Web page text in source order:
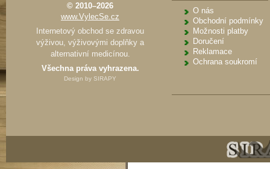
© 2010–2026
www.VylecSe.cz
Internetový obchod se zdravou
výživou, výživovými doplňky a
alternativní medicínou.
Všechna práva vyhrazena.
Design by SIRAPY
O nás
Obchodní podmínky
Možnosti platby
Doručení
Reklamace
Ochrana soukromí